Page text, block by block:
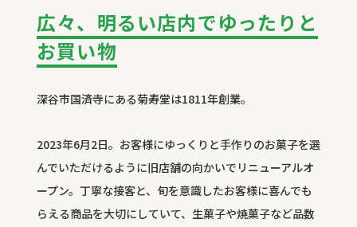
広々、明るい店内でゆったりと
お買い物
深谷市国済寺にある菊寿堂は1811年創業。
2023年6月2日。お客様にゆっくりと手作りのお菓子を選
んでいただけるように旧店舗の向かいでリニューアルオ
ープン。丁寧な接客と、旬を意識したお客様に喜んでも
らえる商品を大切にしていて、生菓子や焼菓子など品数